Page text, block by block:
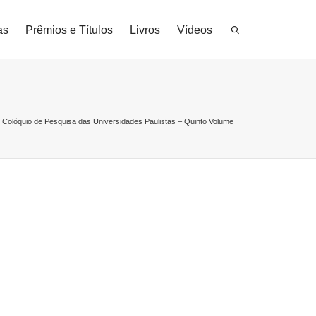
Prêmios e Títulos Livros Vídeos
Colóquio de Pesquisa das Universidades Paulistas – Quinto Volume